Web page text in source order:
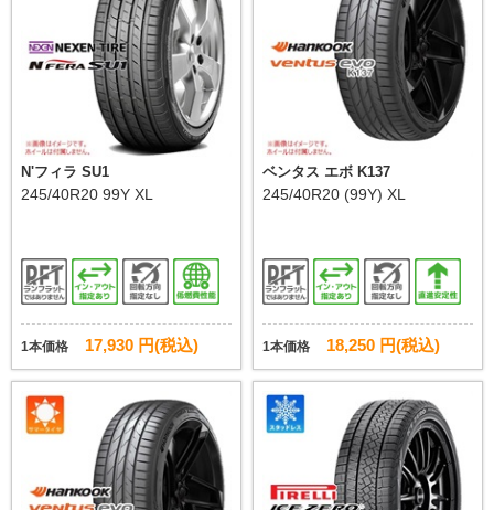
N'フィラ SU1
245/40R20 99Y XL
1本価格 17,930 円(税込)
ベンタス エボ K137
245/40R20 (99Y) XL
1本価格 18,250 円(税込)